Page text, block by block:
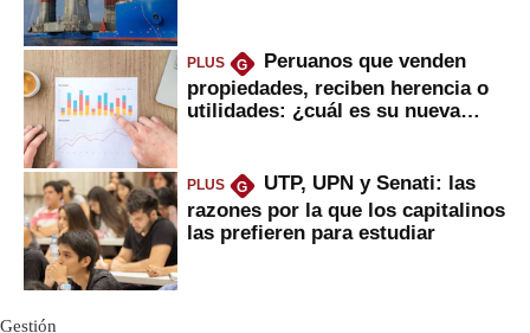
PLUS G
Peruanos que venden
propiedades, reciben herencia o
utilidades: ¿cuál es su nueva
PLUS G
UTP, UPN y Senati: las
razones por la que los capitalinos
las prefieren para estudiar
Gestión